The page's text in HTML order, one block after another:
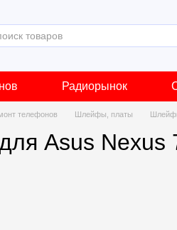
Радиорынок
телефонов Шлейфы, платы
Asus Nexus